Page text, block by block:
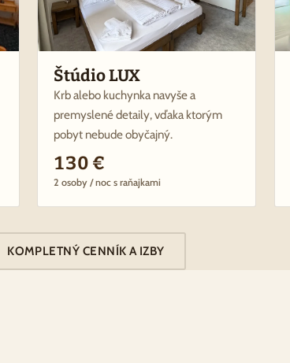
Štúdio LUX
Krb alebo kuchynka navyše a
premyslené detaily, vďaka ktorým
pobyt nebude obyčajný.
130 €
2 osoby / noc s raňajkami
KOMPLETNÝ CENNÍK A IZBY